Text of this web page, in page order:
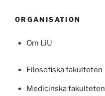
ORGANISATION
Om LiU
Filosofiska fakulteten
Medicinska fakulteten